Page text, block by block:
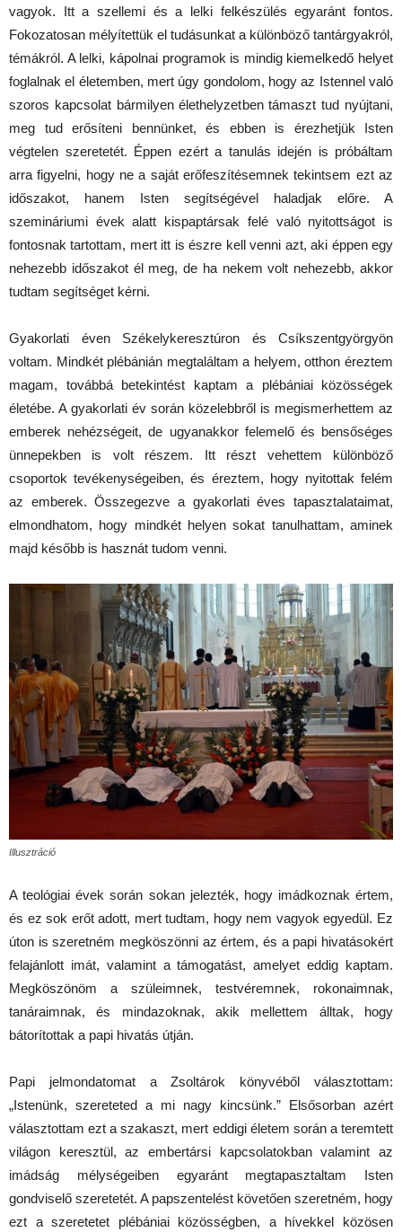
vagyok. Itt a szellemi és a lelki felkészülés egyaránt fontos.
Fokozatosan mélyítettük el tudásunkat a különböző tantárgyakról,
témákról. A lelki, kápolnai programok is mindig kiemelkedő helyet
foglalnak el életemben, mert úgy gondolom, hogy az Istennel való
szoros kapcsolat bármilyen élethelyzetben támaszt tud nyújtani,
meg tud erősíteni bennünket, és ebben is érezhetjük Isten
végtelen szeretetét. Éppen ezért a tanulás idején is próbáltam
arra figyelni, hogy ne a saját erőfeszítésemnek tekintsem ezt az
időszakot, hanem Isten segítségével haladjak előre. A
szemináriumi évek alatt kispaptársak felé való nyitottságot is
fontosnak tartottam, mert itt is észre kell venni azt, aki éppen egy
nehezebb időszakot él meg, de ha nekem volt nehezebb, akkor
tudtam segítséget kérni.
Gyakorlati éven Székelykeresztúron és Csíkszentgyörgyön
voltam. Mindkét plébánián megtaláltam a helyem, otthon éreztem
magam, továbbá betekintést kaptam a plébániai közösségek
életébe. A gyakorlati év során közelebbről is megismerhettem az
emberek nehézségeit, de ugyanakkor felemelő és bensőséges
ünnepekben is volt részem. Itt részt vehettem különböző
csoportok tevékenységeiben, és éreztem, hogy nyitottak felém
az emberek. Összegezve a gyakorlati éves tapasztalataimat,
elmondhatom, hogy mindkét helyen sokat tanulhattam, aminek
majd később is hasznát tudom venni.
Illusztráció
A teológiai évek során sokan jelezték, hogy imádkoznak értem,
és ez sok erőt adott, mert tudtam, hogy nem vagyok egyedül. Ez
úton is szeretném megköszönni az értem, és a papi hivatásokért
felajánlott imát, valamint a támogatást, amelyet eddig kaptam.
Megköszönöm a szüleimnek, testvéremnek, rokonaimnak,
tanáraimnak, és mindazoknak, akik mellettem álltak, hogy
bátorítottak a papi hivatás útján.
Papi jelmondatomat a Zsoltárok könyvéből választottam:
„Istenünk, szereteted a mi nagy kincsünk.” Elsősorban azért
választottam ezt a szakaszt, mert eddigi életem során a teremtett
világon keresztül, az embertársi kapcsolatokban valamint az
imádság mélységeiben egyaránt megtapasztaltam Isten
gondviselő szeretetét. A papszentelést követően szeretném, hogy
ezt a szeretetet plébániai közösségben, a hívekkel közösen